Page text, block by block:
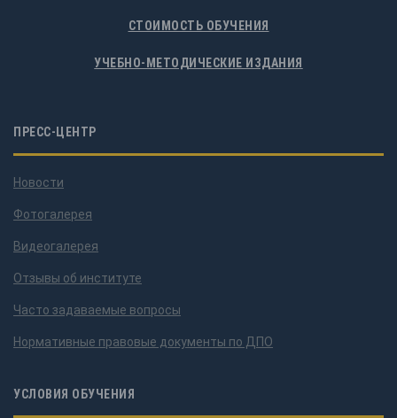
СТОИМОСТЬ ОБУЧЕНИЯ
УЧЕБНО-МЕТОДИЧЕСКИЕ ИЗДАНИЯ
ПРЕСС-ЦЕНТР
Новости
Фотогалерея
Видеогалерея
Отзывы об институте
Часто задаваемые вопросы
Нормативные правовые документы по ДПО
УСЛОВИЯ ОБУЧЕНИЯ